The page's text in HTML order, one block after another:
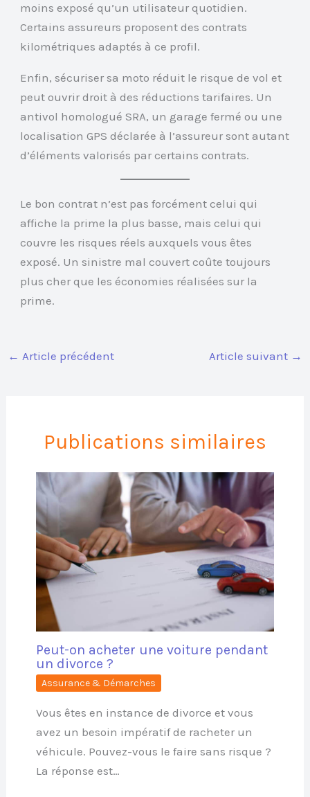
moins exposé qu’un utilisateur quotidien.
Certains assureurs proposent des contrats
kilométriques adaptés à ce profil.
Enfin, sécuriser sa moto réduit le risque de vol et
peut ouvrir droit à des réductions tarifaires. Un
antivol homologué SRA, un garage fermé ou une
localisation GPS déclarée à l’assureur sont autant
d’éléments valorisés par certains contrats.
Le bon contrat n’est pas forcément celui qui
affiche la prime la plus basse, mais celui qui
couvre les risques réels auxquels vous êtes
exposé. Un sinistre mal couvert coûte toujours
plus cher que les économies réalisées sur la
prime.
← Article précédent Article suivant →
Publications similaires
Peut-on acheter une voiture pendant
un divorce ?
Assurance & Démarches
Vous êtes en instance de divorce et vous
avez un besoin impératif de racheter un
véhicule. Pouvez-vous le faire sans risque ?
La réponse est…